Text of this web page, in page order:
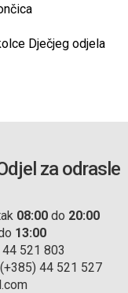
Dječjeg odjela
za odrasle
08:00 do 20:00
13:00
521 803
44 521 527